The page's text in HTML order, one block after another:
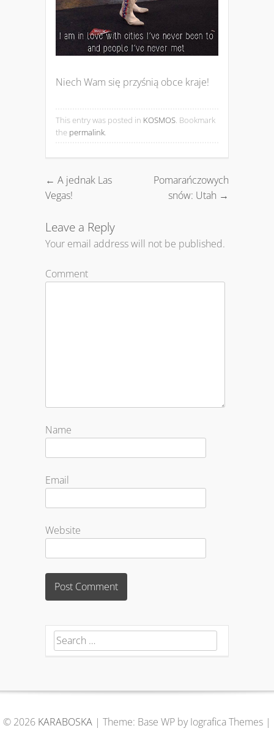
Niech Wam się przyśnią obce kraje!
This entry was posted in KOSMOS. Bookmark
the permalink.
Post navigation
← A jednak Las
Vegas!
Pomarańczowych
snów: Utah →
Leave a Reply
Your email address will not be published.
Comment
Name
Email
Website
Search for:
© 2026 KARABOSKA | Theme: Base WP by Iografica Themes |